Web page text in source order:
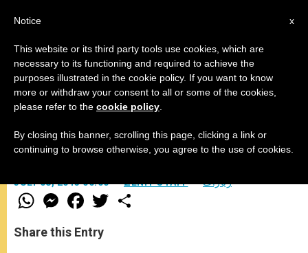
زيارة البابا فرنسيس الرسولية الأولى
البابا يختار لقاء الفقراء والمهاجرين
JULY 08, 2013 00:00 ZENIT STAFF زيارات
W
h
t
s
M
e
s
e
F
a
e
b
w
Share this Entry
x
Notice
This website or its third party tools use cookies, which are
necessary to its functioning and required to achieve the
purposes illustrated in the cookie policy. If you want to know
more or withdraw your consent to all or some of the cookies,
please refer to the cookie policy
By closing this banner, scrolling this page, clicking a link or
continuing to browse otherwise, you agree to the use of cookies.